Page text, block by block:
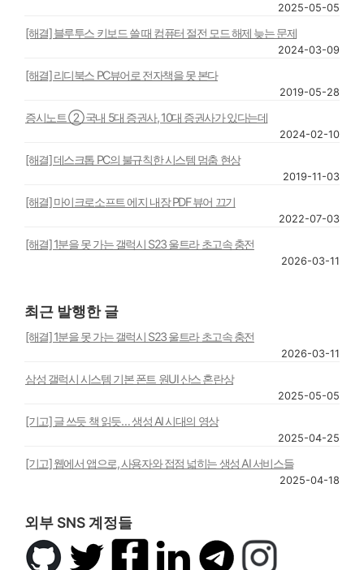
2025-05-05
[해결] 블루투스 키보드 쓸 때 컴퓨터 절전 모드 해제 늦는 문제
2024-03-09
[해결] 리디북스 PC뷰어로 전자책을 못 본다
2019-05-28
증시노트 ② 국내 5대 증권사, 10대 증권사가 있다는데
2024-02-10
[해결] 데스크톱 PC의 불규칙한 시스템 멈춤 현상
2019-11-03
[해결] 마이크로소프트 에지 내장 PDF 뷰어 끄기
2022-07-03
[해결] 1분을 못 가는 갤럭시 S23 울트라 초고속 충전
2026-03-11
최근 발행한 글
[해결] 1분을 못 가는 갤럭시 S23 울트라 초고속 충전
2026-03-11
삼성 갤럭시 시스템 기본 폰트 원UI 산스 혼란상
2025-05-05
[기고] 글 쓰듯 책 읽듯… 생성 AI 시대의 영상
2025-04-25
[기고] 웹에서 앱으로, 사용자와 접점 넓히는 생성 AI 서비스들
2025-04-18
외부 SNS 계정들
깃
허
트
위
페
링
텔
레
인
스